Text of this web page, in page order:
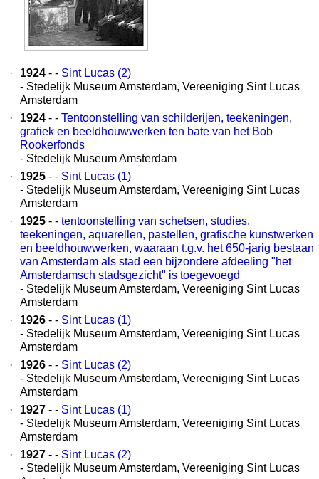
· 1924 - - Sint Lucas (2)
- Stedelijk Museum Amsterdam, Vereeniging Sint Lucas
Amsterdam
·
1924 - - Tentoonstelling van schilderijen, teekeningen,
grafiek en beeldhouwwerken ten bate van het Bob
Rookerfonds
- Stedelijk Museum Amsterdam
·
1925 - - Sint Lucas (1)
- Stedelijk Museum Amsterdam, Vereeniging Sint Lucas
Amsterdam
·
1925 - - tentoonstelling van schetsen, studies,
teekeningen, aquarellen, pastellen, grafische kunstwerken
en beeldhouwwerken, waaraan t.g.v. het 650-jarig bestaan
van Amsterdam als stad een bijzondere afdeeling "het
Amsterdamsch stadsgezicht" is toegevoegd
- Stedelijk Museum Amsterdam, Vereeniging Sint Lucas
Amsterdam
·
1926 - - Sint Lucas (1)
- Stedelijk Museum Amsterdam, Vereeniging Sint Lucas
Amsterdam
·
1926 - - Sint Lucas (2)
- Stedelijk Museum Amsterdam, Vereeniging Sint Lucas
Amsterdam
·
1927 - - Sint Lucas (1)
- Stedelijk Museum Amsterdam, Vereeniging Sint Lucas
Amsterdam
·
1927 - - Sint Lucas (2)
- Stedelijk Museum Amsterdam, Vereeniging Sint Lucas